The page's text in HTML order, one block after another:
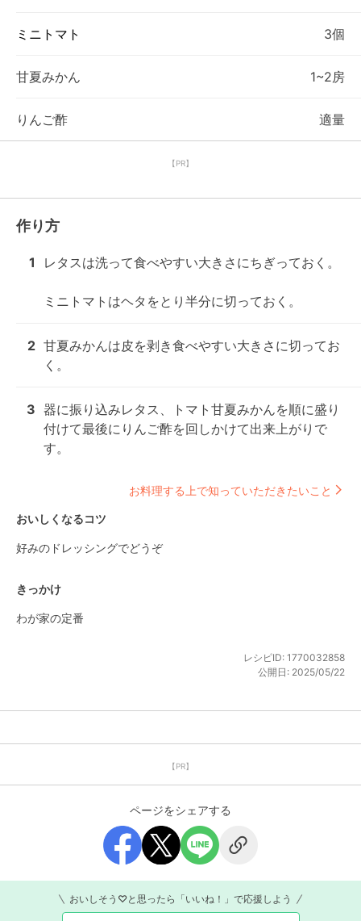
ミニトマト 3個
甘夏みかん 1~2房
りんご酢 適量
【PR】
作り方
1 レタスは洗って食べやすい大きさにちぎっておく。
ミニトマトはヘタをとり半分に切っておく。
2 甘夏みかんは皮を剥き食べやすい大きさに切ってお
く。
3 器に振り込みレタス、トマト甘夏みかんを順に盛り
付けて最後にりんご酢を回しかけて出来上がりで
す。
お料理する上で知っていただきたいこと
おいしくなるコツ
好みのドレッシングでどうぞ
きっかけ
わが家の定番
レシピID: 1770032858
公開日: 2025/05/22
【PR】
ページをシェアする
おいしそう♡と思ったら「いいね！」で応援しよう